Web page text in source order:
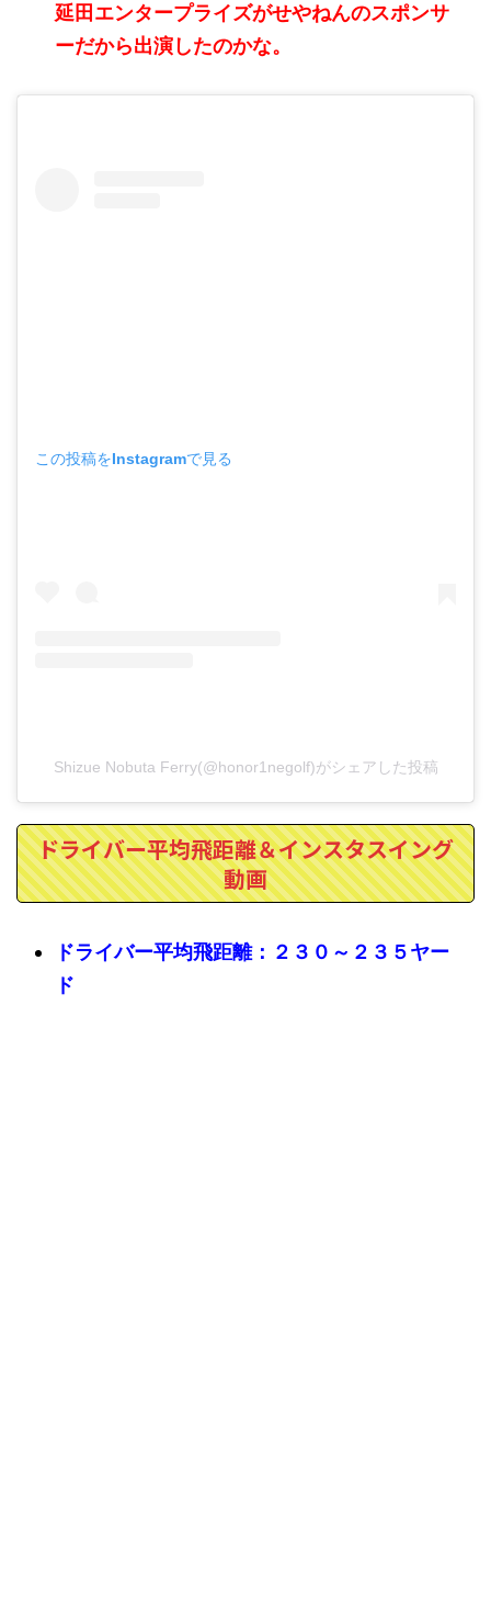
延田エンタープライズがせやねんのスポンサ
ーだから出演したのかな。
この投稿をInstagramで見る
Shizue Nobuta Ferry(@honor1negolf)がシェアした投稿
ドライバー平均飛距離＆インスタスイング
動画
ドライバー平均飛距離：２３０～２３５ヤー
ド